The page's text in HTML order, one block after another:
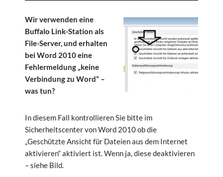
Wir verwenden eine
Buffalo Link-Station als
File-Server, und erhalten
bei Word 2010 eine
Fehlermeldung „keine
Verbindung zu Word“ –
was tun?
In diesem Fall kontrollieren Sie bitte im
Sicherheitscenter von Word 2010 ob die
„Geschützte Ansicht für Dateien aus dem Internet
aktivieren“ aktiviert ist. Wenn ja, diese deaktivieren
– siehe Bild.